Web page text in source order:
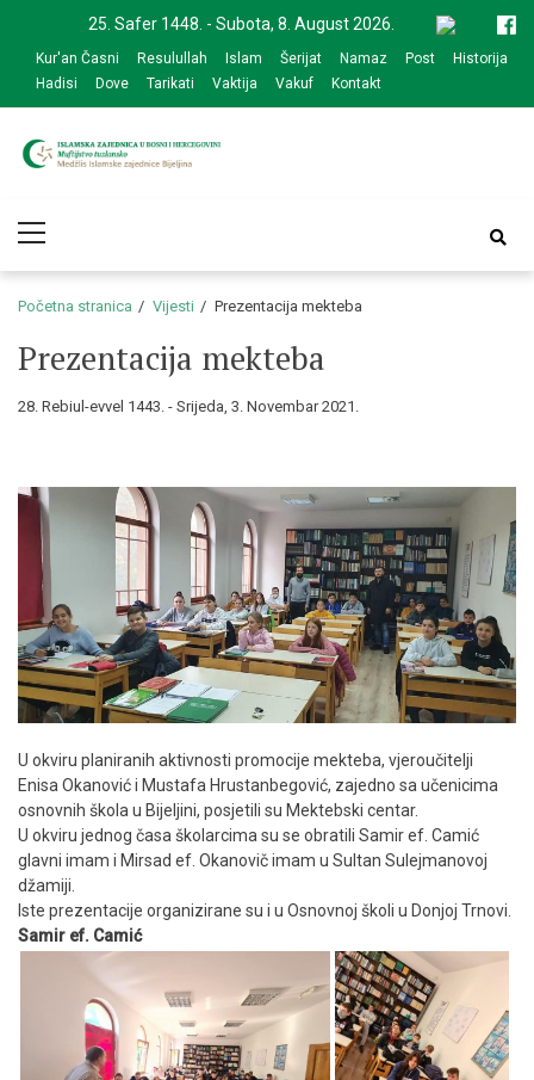
navigation
content
25. Safer 1448. - Subota, 8. August 2026.
Kur'an Časni Resulullah Islam Šerijat Namaz Post
Historija
Hadisi
Dove Tarikati Vaktija Vakuf Kontakt
zajednice Bijeljina
Menu
Početna stranica Vijesti Prezentacija mekteba
Prezentacija mekteba
28. Rebiul-evvel 1443. - Srijeda, 3. Novembar 2021.
U okviru planiranih aktivnosti promocije mekteba, vjeroučitelji
Enisa Okanović i Mustafa Hrustanbegović, zajedno sa učenicima
osnovnih škola u Bijeljini, posjetili su Mektebski centar.
U okviru jednog časa školarcima su se obratili Samir ef. Camić
glavni imam i Mirsad ef. Okanovič imam u Sultan Sulejmanovoj
džamiji.
Iste prezentacije organizirane su i u Osnovnoj školi u Donjoj Trnovi.
Samir ef. Camić